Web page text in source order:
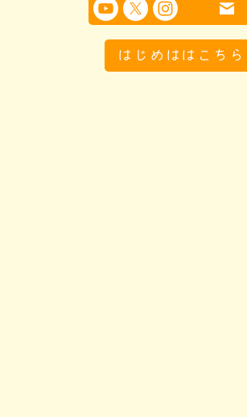
はじめははこちら